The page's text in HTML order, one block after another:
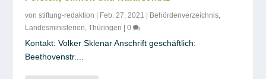
vonstiftung-redaktion | Feb. 27, 2021 | Behördenverzeichnis
Landesministerien ,Thüringen |0
Kontakt: Volker Sklenar Anschrift geschäftlich:
Beethovenstr....